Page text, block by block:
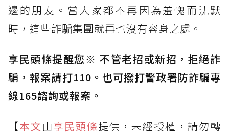
邊的朋友。當大家都不再因為羞愧而沈默
時，這些詐騙集團就再也沒有容身之處。
享民頭條提醒您※ 不管老招或新招，拒絕詐
騙，報案請打110。也可撥打警政署防詐騙專
線165諮詢或報案。
【本文由享民頭條提供，未經授權，請勿轉